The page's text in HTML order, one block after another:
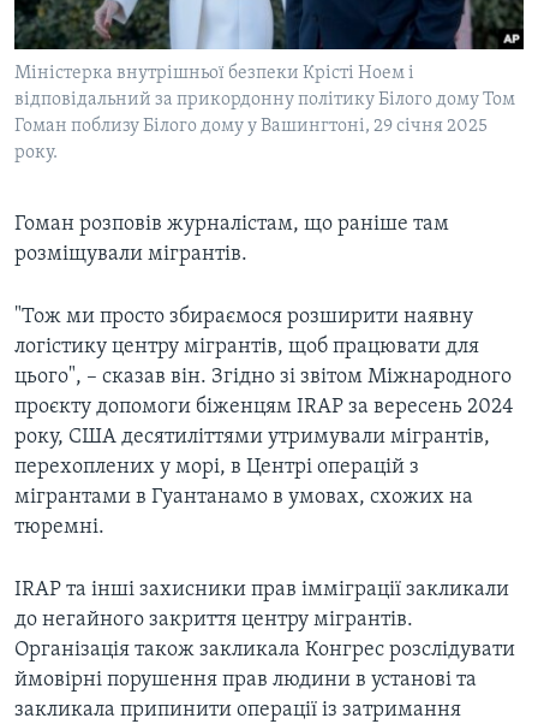
Міністерка внутрішньої безпеки Крісті Ноем і
відповідальний за прикордонну політику Білого дому Том
Гоман поблизу Білого дому у Вашингтоні, 29 січня 2025
року.
Гоман розповів журналістам, що раніше там
розміщували мігрантів.
"Тож ми просто збираємося розширити наявну
логістику центру мігрантів, щоб працювати для
цього", – сказав він. Згідно зі звітом Міжнародного
проєкту допомоги біженцям IRAP за вересень 2024
року, США десятиліттями утримували мігрантів,
перехоплених у морі, в Центрі операцій з
мігрантами в Гуантанамо в умовах, схожих на
тюремні.
IRAP та інші захисники прав імміграції закликали
до негайного закриття центру мігрантів.
Організація також закликала Конгрес розслідувати
ймовірні порушення прав людини в установі та
закликала припинити операції із затримання